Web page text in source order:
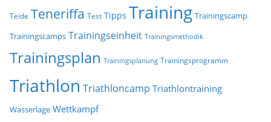
Teide Teneriffa Test Tipps Training Trainingscamp
Trainingscamps Trainingseinheit Trainingsmethodik
Trainingsplan Trainingsplanung Trainingsprogramm
Triathlon Triathloncamp Triathlontraining
Wasserlage Wettkampf